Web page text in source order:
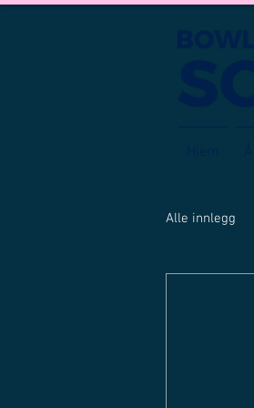
Alle innlegg